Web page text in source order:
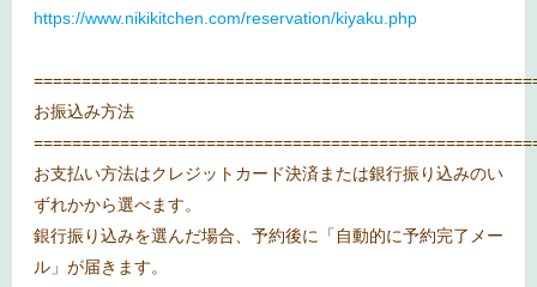
https://www.nikikitchen.com/reservation/kiyaku.php
お振込み方法
お支払い方法はクレジットカード決済または銀行振り込みのい
ずれかから選べます。
銀行振り込みを選んだ場合、予約後に「自動的に予約完了メー
ル」が届きます。